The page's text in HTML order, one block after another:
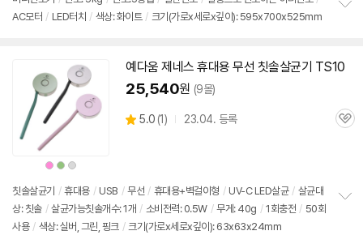
뷰
AC모터 / LED터치 / 색상: 화이트 / 크기(가로x세로x깊이): 595x700x525mm
상
품
색
상
상
품
상
상
품
상
예다움 제네스 휴대용 무선 칫솔살균기 TS10
25,540원 (9몰)
별
5.0 (상
1) 23.04. 등록
관
칫솔살균기 / 휴대용 / USB / 무선 / 휴대용+벽걸이형 / UV-C LED살균 / 살균대
상: 칫솔 / 살균가능칫솔개수: 1개 / 소비전력: 0.5W / 무게: 40g / 1회충전 / 50회
사용 / 색상: 실버, 그린, 핑크 / 크기(가로x세로x깊이): 63x63x24mm